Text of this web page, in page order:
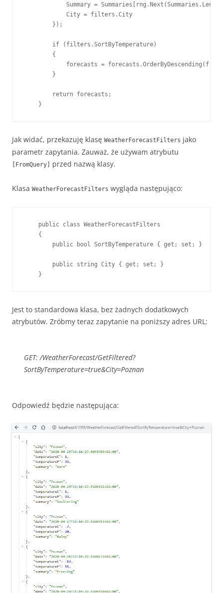
Summary =
            City = filters.City
        });
        if (filters.SortByTemperature)
        {
forecasts = forecasts.OrderByDescending(f =>
        }
        return forecasts;
    }
Jak widać, przekazuję klasę WeatherForecastFilters jako
parametr zapytania. Zauważ, że używam atrybutu
[FromQuery] przed nazwą klasy.
Klasa WeatherForecastFilters wygląda następująco:
    public class WeatherForecastFilters
    {
        public bool SortByTemperature { get; set; }
        public string City { get; set; }
    }
Jest to standardowa klasa, bez żadnych dodatkowych
atrybutów. Zróbmy teraz zapytanie na poniższy adres URL:
GET: /WeatherForecast/GetFiltered?
SortByTemperature=true&City=Poznan
Odpowiedź będzie następująca: